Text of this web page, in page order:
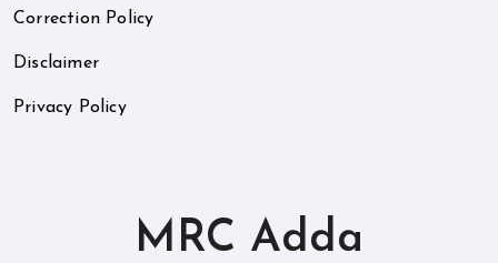
Correction Policy
Disclaimer
Privacy Policy
MRC Adda